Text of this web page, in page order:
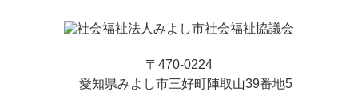
〒470-0224
愛知県みよし市三好町陣取山39番地5